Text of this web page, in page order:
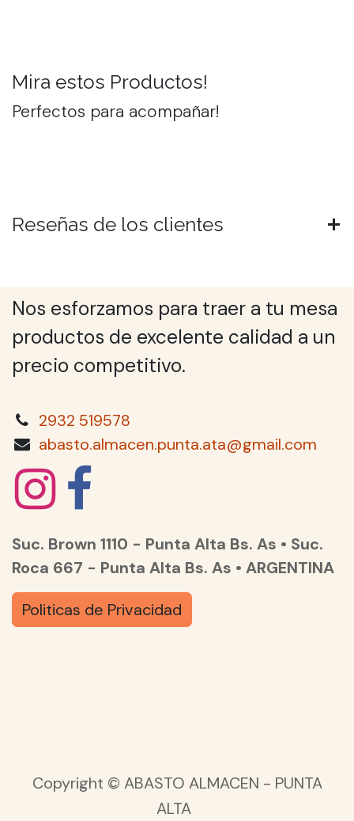
Mira estos Productos!
Perfectos para acompañar!
Reseñas de los clientes
Nos esforzamos para traer a tu mesa
productos de excelente calidad a un
precio competitivo.
2932 519578
abasto.almacen.punta.ata@gmail.com
Suc. Brown 1110 - Punta Alta Bs. As • Suc.
Roca 667 - Punta Alta Bs. As • ARGENTINA
Politicas de Privacidad
Copyright © ABASTO ALMACEN - PUNTA
ALTA